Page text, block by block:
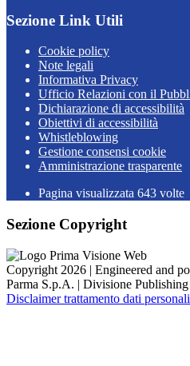
Sezione Link Utili
Cookie policy
Note legali
Informativa Privacy
Ufficio Relazioni con il
Dichiarazione di accessibilità
Obiettivi di accessibilità
Whistleblowing
Gestione consensi cookie
Amministrazione trasparente
Pagina visualizzata 643 volte
Sezione Copyright
Copyright 2026 | Engineered and
Parma S.p.A. | Divisione
Disclaimer trattamento dati personali